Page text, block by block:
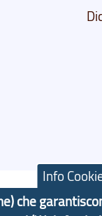
Info
che